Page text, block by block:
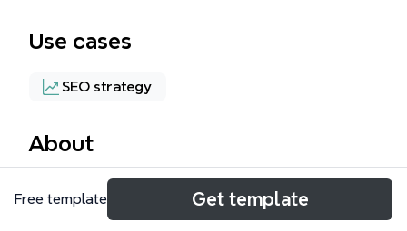
Use cases
SEO strategy
About
Blog經營 mind map 是專為部落客設計的完整經營指
南，涵蓋從內容定位、SEO優化、行銷策略到營收變現
Free template Get template